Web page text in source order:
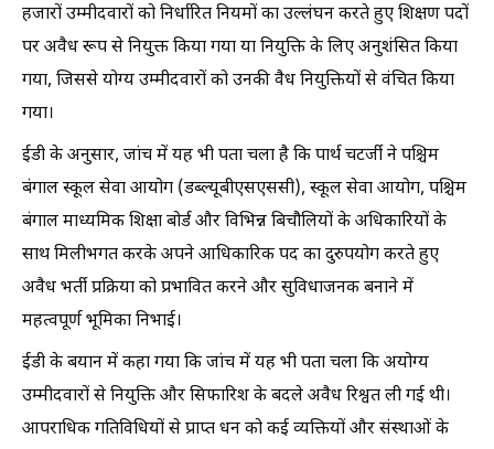
हजारों उम्मीदवारों को निर्धारित नियमों का उल्लंघन करते हुए शिक्षण पदों
पर अवैध रूप से नियुक्त किया गया या नियुक्ति के लिए अनुशंसित किया
गया, जिससे योग्य उम्मीदवारों को उनकी वैध नियुक्तियों से वंचित किया
गया।
ईडी के अनुसार, जांच में यह भी पता चला है कि पार्थ चटर्जी ने पश्चिम
बंगाल स्कूल सेवा आयोग (डब्ल्यूबीएसएससी), स्कूल सेवा आयोग, पश्चिम
बंगाल माध्यमिक शिक्षा बोर्ड और विभिन्न बिचौलियों के अधिकारियों के
साथ मिलीभगत करके अपने आधिकारिक पद का दुरुपयोग करते हुए
अवैध भर्ती प्रक्रिया को प्रभावित करने और सुविधाजनक बनाने में
महत्वपूर्ण भूमिका निभाई।
ईडी के बयान में कहा गया कि जांच में यह भी पता चला कि अयोग्य
उम्मीदवारों से नियुक्ति और सिफारिश के बदले अवैध रिश्वत ली गई थी।
आपराधिक गतिविधियों से प्राप्त धन को कई व्यक्तियों और संस्थाओं के